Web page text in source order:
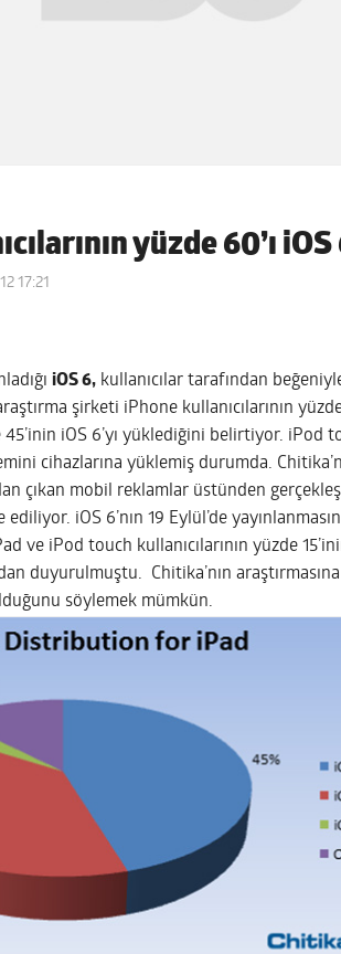
yüzde 60’ı
17:21
iOS 6, kullanıcılar tarafından
şirketi iPhone kullanıcılarının yüzde
45’inin iOS 6’yı yüklediğini belirtiyor. iPod
cihazlarına yüklemiş durumda.
çıkan mobil reklamlar üstünden
ediliyor. iOS 6’nın 19 Eylül’de
ve iPod touch kullanıcılarının yüzde
duyurulmuştu. Chitika’nın araştırmasına
söylemek mümkün.